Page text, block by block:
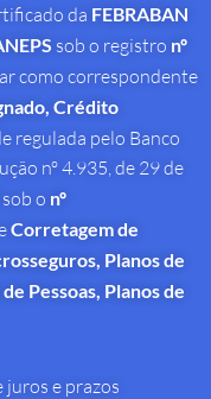
da FEBRABAN
sob o registro nº
como correspondente
Crédito
regulada pelo Banco
nº 4.935, de 29 de
sob o nº
Corretagem de
Planos de
Pessoas, Planos de
juros e prazos